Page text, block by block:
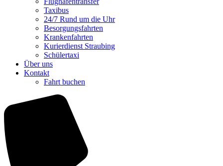
Taxibus
24/7 Rund um die Uhr
Besorgungsfahrten
Krankenfahrten
Kurierdienst Straubing
Schülertaxi
Über uns
Kontakt
Fahrt buchen